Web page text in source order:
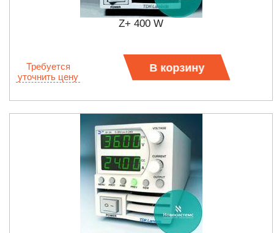
Z+ 400 W
Требуется
уточнить цену
В корзину